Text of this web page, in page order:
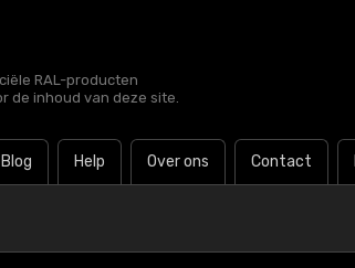
RAL-producten
de inhoud van deze site.
Blog Help Over ons Contact